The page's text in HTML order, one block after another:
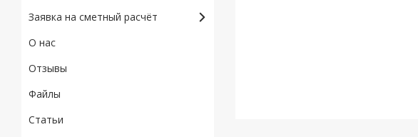
Заявка на сметный расчёт
О нас
Отзывы
Файлы
Статьи